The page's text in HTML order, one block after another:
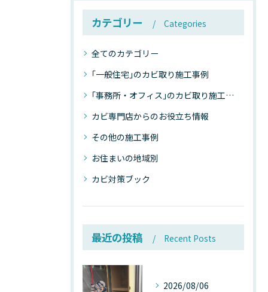
カテゴリー Categories
全てのカテゴリー
｢一般住宅｣のカビ取り施工事例
｢事務所・オフィス｣のカビ取り施工事例
カビ専門店からのお役立ち情報
その他の施工事例
お住まいの地域別
カビ対策ブック
最近の投稿 Recent Posts
2026/08/06